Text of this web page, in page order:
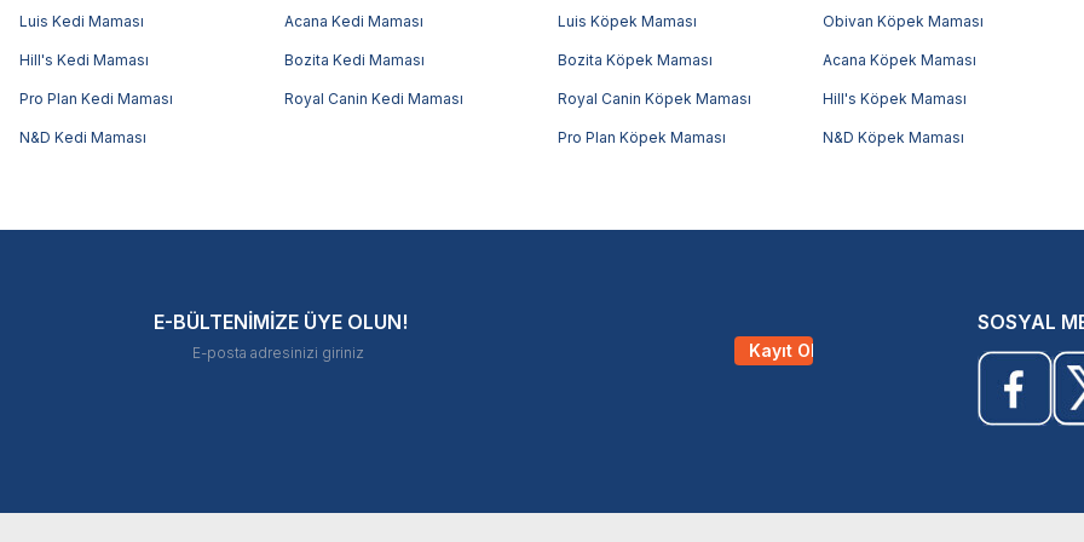
Luis Kedi Maması Acana Kedi Maması
Hill's Kedi Maması Bozita Kedi Maması
Pro Plan Kedi Maması Royal Canin Kedi Maması
N&D Kedi Maması
Luis Köpek Maması Obivan Köpek Maması
Bozita Köpek Maması Acana Köpek Maması
Royal Canin Köpek Maması Hill's Köpek Maması
Pro Plan Köpek Maması N&D Köpek Maması
E-BÜLTENİMİZE ÜYE OLUN!
Kayıt Ol
SOSYAL